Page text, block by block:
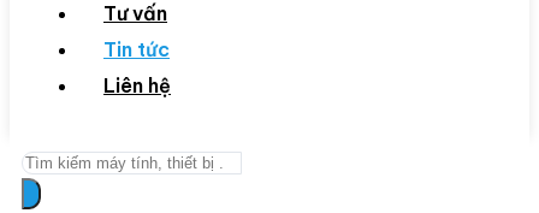
Tư vấn
Tin tức
Liên hệ
Search
...